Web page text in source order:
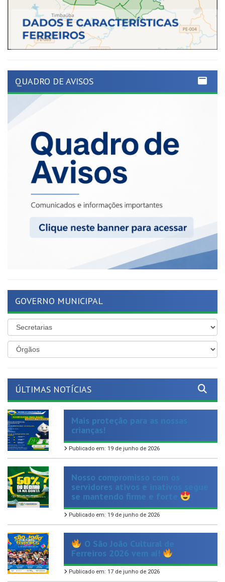
Mais proteção para as nossas
crianças!
Publicado em: 19 de junho de 2026
Nosso compromisso com os
servidores ativos e inativos segue
se mantendo firme e forte
Publicado em: 19 de junho de 2026
O São João Cultural de
Ferreiros 2026 vem aí!
Publicado em: 17 de junho de 2026